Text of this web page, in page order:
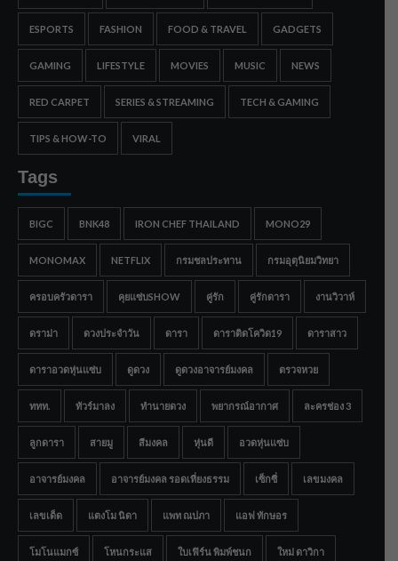
ESPORTS FASHION FOOD & TRAVEL GADGETS
GAMING LIFESTYLE MOVIES MUSIC NEWS
RED CARPET SERIES & STREAMING TECH & GAMING
TIPS & HOW-TO VIRAL
Tags
BIGC BNK48 IRON CHEF THAILAND MONO29
MONOMAX NETFLIX กรมชลประทาน กรมอุตุนิยมวิทยา
ครอบครัวดารา คุยแซ่บSHOW คู่รัก คู่รักดารา งานวิวาห์
ดราม่า ดวงประจำวัน ดารา ดาราติดโควิด19 ดาราสาว
ดาราอวดหุ่นแซ่บ ดูดวง ดูดวงอาจารย์มงคล ตรวจหวย
ททท. ทัวร์มาลง ทำนายดวง พยากรณ์อากาศ ละครช่อง 3
ลูกดารา สายมู สีมงคล หุ่นดี อวดหุ่นแซ่บ
อาจารย์มงคล อาจารย์มงคล รอดเที่ยงธรรม เซ็กซี่ เลขมงคล
เลขเด็ด แตงโม นิดา แพท ณปภา แอฟ ทักษอร
โมโนแมกซ์ โหนกระแส ใบเฟิร์น พิมพ์ชนก ใหม่ ดาวิกา